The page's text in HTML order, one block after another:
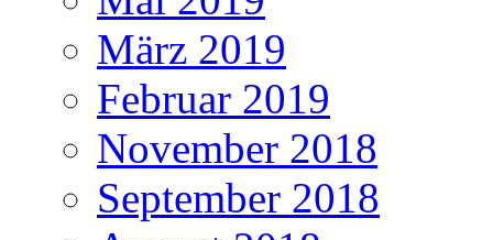
März 2019
Februar 2019
November 2018
September 2018